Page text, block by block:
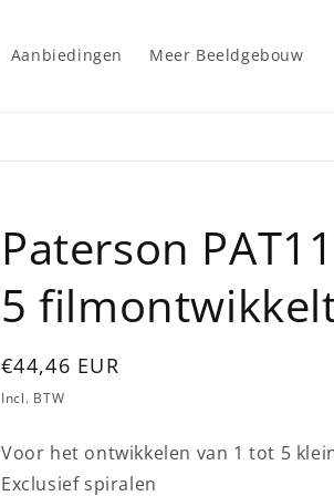
Aanbiedingen Meer Beeldgebouw
Paterson
5
Normale
prijs
€44,46 EUR
Incl. BTW
Voor het ontwikkelen van 1 tot 5
Exclusief spiralen